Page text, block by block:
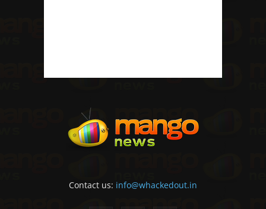
Contact us: info@whackedout.in